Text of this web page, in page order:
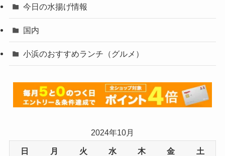
今日の水揚げ情報
国内
小浜のおすすめランチ（グルメ）
2024年10月
日 月 火 水 木 金 土